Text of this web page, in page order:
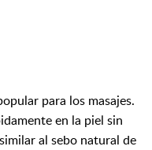
para los masajes.
en la piel sin
al sebo natural de